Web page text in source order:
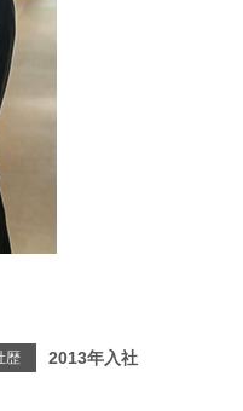
歴 2013年入社